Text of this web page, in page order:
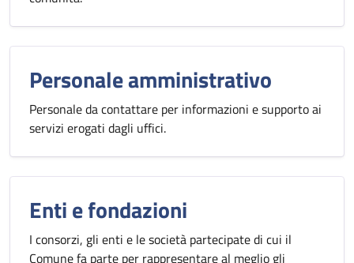
Personale amministrativo
Personale da contattare per informazioni e supporto ai
servizi erogati dagli uffici.
Enti e fondazioni
I consorzi, gli enti e le società partecipate di cui il
Comune fa parte per rappresentare al meglio gli